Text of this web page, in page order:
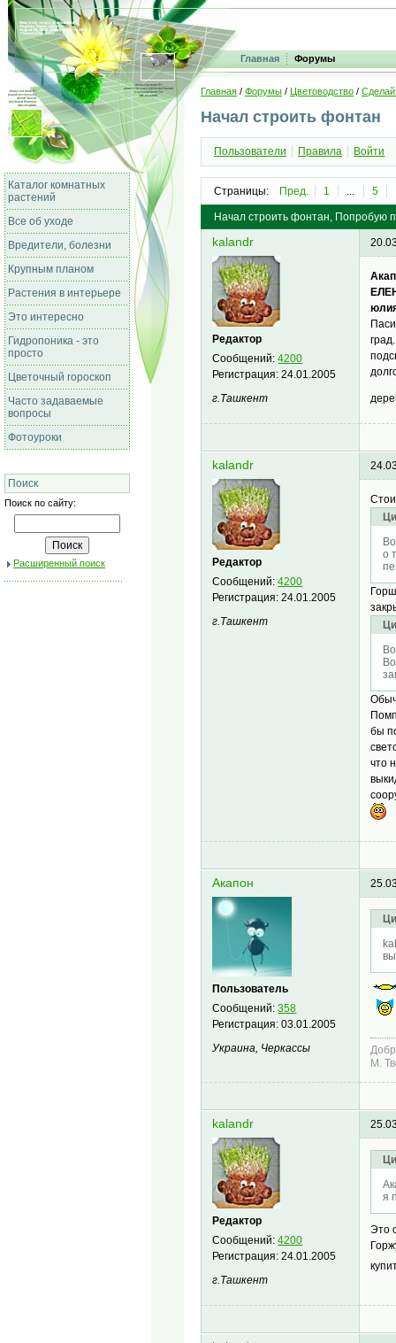
Главная Форумы
Каталог комнатных
растений
Все об уходе
Вредители, болезни
Крупным планом
Растения в интерьере
Это интересно
Гидропоника - это
просто
Цветочный гороскоп
Часто задаваемые
вопросы
Фотоуроки
Поиск
Поиск по сайту:
Расширенный поиск
Главная / Форумы / Цветоводство /
Начал строить фонтан
Пользователи Правила Войти
Страницы: Пред. 1 ... 5
Начал строить фонтан, Попробую
kalandr
Редактор
Сообщений:4200
Регистрация:24.01.2005
г.Ташкент
kalandr
Редактор
Сообщений:4200
Регистрация:24.01.2005
г.Ташкент
о
бы
что
Акапон
Пользователь
Сообщений:358
Регистрация:03.01.2005
Украина, Черкассы
М.
kalandr
Редактор
Сообщений:4200
Регистрация:24.01.2005
г.Ташкент
я
Это